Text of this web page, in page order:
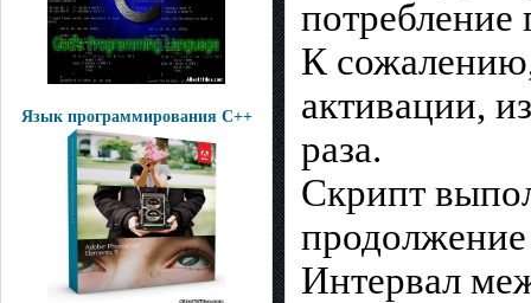
Язык программирования С++
К
активации,
раза.
Скрипт
Интервал